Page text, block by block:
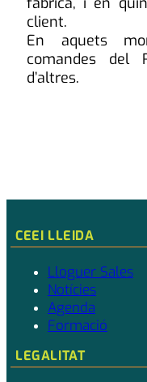
client.
En aquets
comandes del
d’altres.
CEEI LLEIDA
Lloguer Sales
Notícies
Agenda
Formació
LEGALITAT